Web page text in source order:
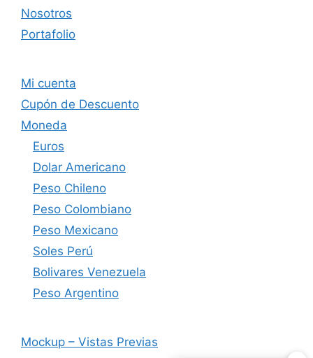
Nosotros
Portafolio
Mi cuenta
Cupón de Descuento
Moneda
Euros
Dolar Americano
Peso Chileno
Peso Colombiano
Peso Mexicano
Soles Perú
Bolivares Venezuela
Peso Argentino
Mockup – Vistas Previas